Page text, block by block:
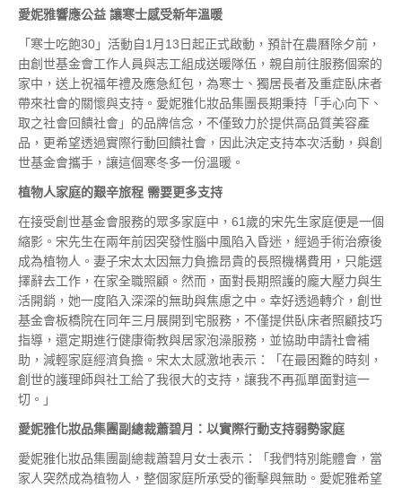
愛妮雅響應公益 讓寒士感受新年溫暖
「寒士吃飽30」活動自1月13日起正式啟動，預計在農曆除夕前，
由創世基金會工作人員與志工組成送暖隊伍，親自前往服務個案的
家中，送上祝福年禮及應急紅包，為寒士、獨居長者及重症臥床者
帶來社會的關懷與支持。愛妮雅化妝品集團長期秉持「手心向下、
取之社會回饋社會」的品牌信念，不僅致力於提供高品質美容產
品，更希望透過實際行動回饋社會，因此決定支持本次活動，與創
世基金會攜手，讓這個寒冬多一份溫暖。
植物人家庭的艱辛旅程 需要更多支持
在接受創世基金會服務的眾多家庭中，61歲的宋先生家庭便是一個
縮影。宋先生在兩年前因突發性腦中風陷入昏迷，經過手術治療後
成為植物人。妻子宋太太因無力負擔昂貴的長照機構費用，只能選
擇辭去工作，在家全職照顧。然而，面對長期照護的龐大壓力與生
活開銷，她一度陷入深深的無助與焦慮之中。幸好透過轉介，創世
基金會板橋院在同年三月展開到宅服務，不僅提供臥床者照顧技巧
指導，還定期進行健康衛教與居家泡澡服務，並協助申請社會補
助，減輕家庭經濟負擔。宋太太感激地表示：「在最困難的時刻，
創世的護理師與社工給了我很大的支持，讓我不再孤單面對這一
切。」
愛妮雅化妝品集團副總裁蕭碧月：以實際行動支持弱勢家庭
愛妮雅化妝品集團副總裁蕭碧月女士表示：「我們特別能體會，當
家人突然成為植物人，整個家庭所承受的衝擊與無助。愛妮雅希望